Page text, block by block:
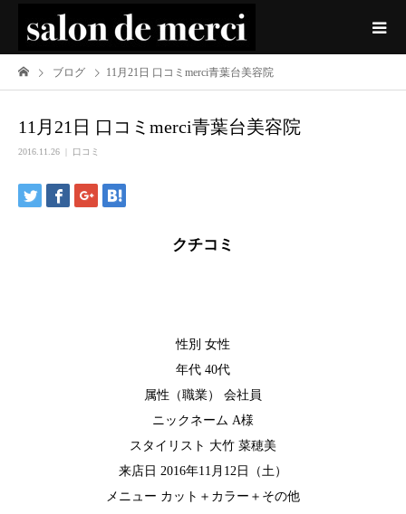
ブログ 11月21日 口コミmerci青葉台美容院
11月21日 口コミmerci青葉台美容院
2016.11.26 口コミ
クチコミ
性別 女性
年代 40代
属性（職業） 会社員
ニックネーム A様
スタイリスト 大竹 菜穂美
来店日 2016年11月12日（土）
メニュー カット＋カラー＋その他